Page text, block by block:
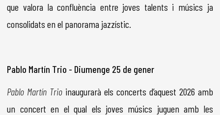
que valora la confluència entre joves talents i músics ja
consolidats en el panorama jazzístic.
Pablo Martín Trio - Diumenge 25 de gener
Pablo Martín Trio inaugurarà els concerts d’aquest 2026 amb
un concert en el qual els joves músics juguen amb les